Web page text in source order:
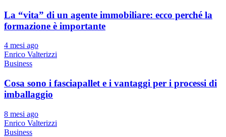
La “vita” di un agente immobiliare: ecco perché la
formazione è importante
4 mesi ago
Enrico Valterizzi
Business
Cosa sono i fasciapallet e i vantaggi per i processi di
imballaggio
8 mesi ago
Enrico Valterizzi
Business